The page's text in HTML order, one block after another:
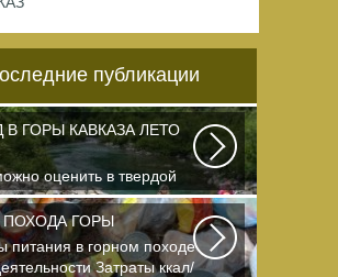
публикации
В ГОРЫ КАВКАЗА ЛЕТО
оценить в твердой
то ощущение свободы и
ГОРЫ
питания в горном походе
Затраты ккал/